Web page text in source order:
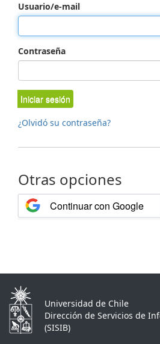
Usuario/e-mail
Contraseña
Iniciar sesión
¿Olvidó su contraseña?
Otras opciones
Continuar con Google
Universidad de Chile
Dirección de Servicios de
(SISIB)